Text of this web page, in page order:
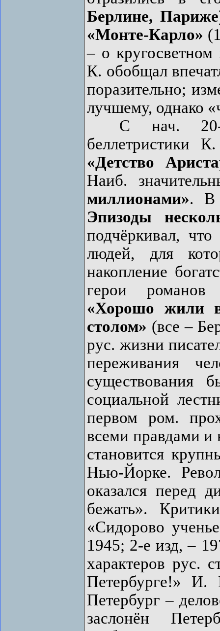
Берлине,
«Монте-Карло»
– о
К. обобщал
поразительно;
лучшему, однако
С нач. 20-х
беллетристики
«Детство
Наиб.
миллионами». В
Эпизоды
подчёркивал,
людей, для
накопление
герои
«Хорошо жили в
столом» (все –
рус. жизни
переживания
существования
социальной
первом ром.
всеми правдами
становится
Нью-Йорке.
оказался перед
бежать».
«Сидорово
1945; 2-е изд, –
характеров рус.
Петербурге!» И.
Петербург –
заслонён